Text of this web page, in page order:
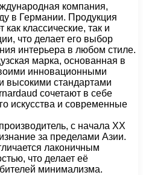
компания,
в Германии. Продукция
как классические, так и
что делает его выбор
интерьера в любом стиле.
марка, основанная в
инновационными
высокими стандартами
сочетают в себе
искусства и современные
с начала XX
за пределами Азии.
лаконичным
что делает её
минимализма.